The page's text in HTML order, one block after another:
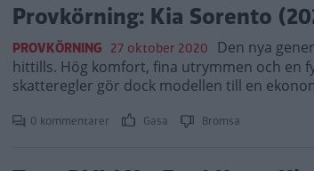
Provkörning: Kia Sorento
PROVKÖRNING 27 oktober 2020 Den nya
hittills. Hög komfort, fina utrymmen och en
skatteregler gör dock modellen till en
0 kommentarer Gasa Bromsa